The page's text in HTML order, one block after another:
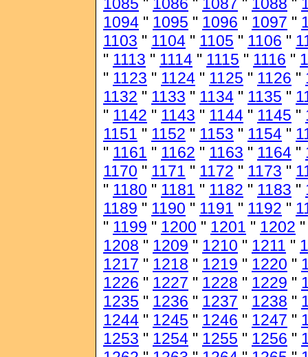
1094 " 1095 " 1096 " 1097 "
1103 " 1104 " 1105 " 1106 "
" 1113 " 1114 " 1115 " 1116 "
" 1123 " 1124 " 1125 " 1126 "
1132 " 1133 " 1134 " 1135 "
" 1142 " 1143 " 1144 " 1145 "
1151 " 1152 " 1153 " 1154 "
" 1161 " 1162 " 1163 " 1164 "
1170 " 1171 " 1172 " 1173 "
" 1180 " 1181 " 1182 " 1183 "
1189 " 1190 " 1191 " 1192 "
" 1199 " 1200 " 1201 " 1202
1208 " 1209 " 1210 " 1211 "
1217 " 1218 " 1219 " 1220 "
1226 " 1227 " 1228 " 1229 "
1235 " 1236 " 1237 " 1238 "
1244 " 1245 " 1246 " 1247 "
1253 " 1254 " 1255 " 1256 "